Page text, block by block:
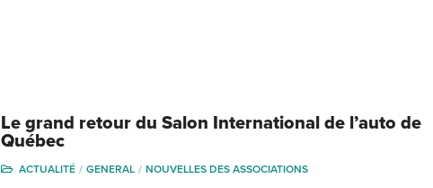
Le grand retour du Salon International de l’auto de
Québec
ACTUALITÉ GENERAL NOUVELLES DES ASSOCIATIONS